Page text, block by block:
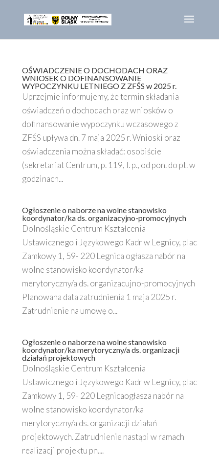
OŚWIADCZENIE O DOCHODACH ORAZ
WNIOSEK O DOFINANSOWANIE
WYPOCZYNKU LETNIEGO Z ZFŚS w 2025 r.
Uprzejmie informujemy, że termin składania
oświadczeń o dochodach oraz wniosków o
dofinansowanie wypoczynku wczasowego z
ZFŚS upływa dn. 7 maja 2025 r. Wnioski oraz
oświadczenia można składać: osobiście
(sekretariat Centrum, p. 119, I. p., od pon. do pt. w
godzinach...
Ogłoszenie o naborze na wolne stanowisko
koordynator/ka ds. organizacyjno-promocyjnych
Dolnośląskie Centrum Kształcenia
Ustawicznego i Językowego Kadr w Legnicy, plac
Zamkowy 1, 59- 220 Legnica ogłasza nabór na
wolne stanowisko koordynator/ka
merytoryczny/a ds. organizacujno-promocyjnych
Planowana data zatrudnienia 1 maja 2025 r.
Zatrudnienie na umowę o...
Ogłoszenie o naborze na wolne stanowisko
koordynator/ka merytoryczny/a ds. organizacji
działań projektowych
Dolnośląskie Centrum Kształcenia
Ustawicznego i Językowego Kadr w Legnicy, plac
Zamkowy 1, 59- 220 Legnicaogłasza nabór na
wolne stanowisko koordynator/ka
merytoryczny/a ds. organizacji działań
projektowych. Zatrudnienie nastąpi w ramach
realizacji projektu pn....